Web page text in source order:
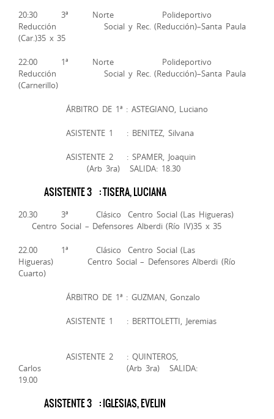
20:30 3ª Norte Polideportivo
Reducción Social y Rec. (Reducción)–Santa Paula
(Car.)35 x 35
22:00 1ª Norte Polideportivo
Reducción Social y Rec. (Reducción)–Santa Paula
(Carnerillo)
ÁRBITRO DE 1ª : ASTEGIANO, Luciano
ASISTENTE 1 : BENITEZ, Silvana
ASISTENTE 2 : SPAMER, Joaquin
(Arb 3ra) SALIDA: 18.30
ASISTENTE 3 : TISERA, LUCIANA
20.30 3ª Clásico Centro Social (Las Higueras)
Centro Social – Defensores Alberdi (Río IV)35 x 35
22.00 1ª Clásico Centro Social (Las
Higueras) Centro Social – Defensores Alberdi (Río
Cuarto)
ÁRBITRO DE 1ª : GUZMAN, Gonzalo
ASISTENTE 1 : BERTTOLETTI, Jeremias
ASISTENTE 2 : QUINTEROS,
Carlos (Arb 3ra) SALIDA:
19.00
ASISTENTE 3 : IGLESIAS, EVELIN